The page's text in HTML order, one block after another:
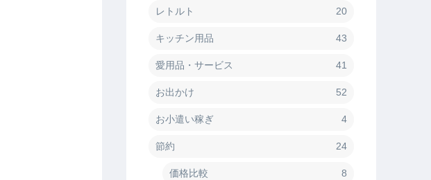
レトルト 20
キッチン用品 43
愛用品・サービス 41
お出かけ 52
お小遣い稼ぎ 4
節約 24
価格比較 8